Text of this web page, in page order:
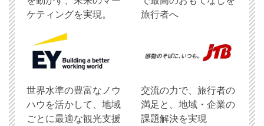
ケティングを実現。
旅行者へ
世界水準の豊富なノウ
ハウを活かして、地域
ごとに最適な観光支援
交流の力で、旅行者の
満足と、地域・企業の
課題解決を実現